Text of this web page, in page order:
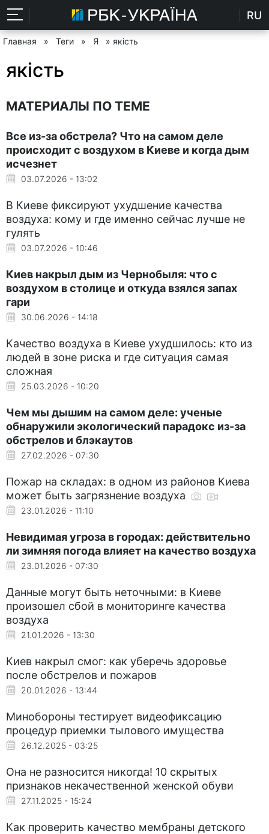
RU
Главная » Теги » Я » якість
якість
МАТЕРИАЛЫ ПО ТЕМЕ
Все из-за обстрела? Что на самом деле
происходит с воздухом в Киеве и когда дым
исчезнет
03.07.2026 - 13:02
В Киеве фиксируют ухудшение качества
воздуха: кому и где именно сейчас лучше не
гулять
03.07.2026 - 10:46
Киев накрыл дым из Чернобыля: что с
воздухом в столице и откуда взялся запах
гари
30.06.2026 - 14:18
Качество воздуха в Киеве ухудшилось: кто из
людей в зоне риска и где ситуация самая
сложная
25.03.2026 - 10:20
Чем мы дышим на самом деле: ученые
обнаружили экологический парадокс из-за
обстрелов и блэкаутов
27.02.2026 - 07:30
Пожар на складах: в одном из районов Киева
может быть загрязнение воздуха
23.01.2026 - 11:10
Невидимая угроза в городах: действительно
ли зимняя погода влияет на качество воздуха
23.01.2026 - 07:30
Данные могут быть неточными: в Киеве
произошел сбой в мониторинге качества
воздуха
21.01.2026 - 13:30
Киев накрыл смог: как уберечь здоровье
после обстрелов и пожаров
20.01.2026 - 13:44
Минобороны тестирует видеофиксацию
процедур приемки тылового имущества
26.12.2025 - 03:25
Она не разносится никогда! 10 скрытых
признаков некачественной женской обуви
27.11.2025 - 15:24
Как проверить качество мембраны детского